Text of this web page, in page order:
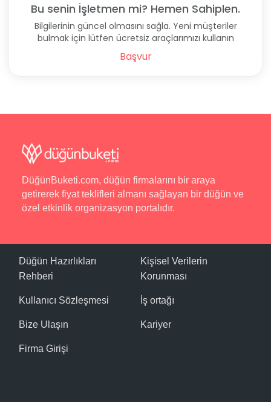
Bu senin İşletmen mi? Hemen Sahiplen.
Bilgilerinin güncel olmasını sağla. Yeni müşteriler
bulmak için lütfen ücretsiz araçlarımızı kullanın
Başvur
DüğünBuketi.com, düğün firmalarını bir araya
getirerek fiyat teklifleri almanı sağlayan bir düğün ve
özel etkinlik organizasyon portalıdır.
Düğün Hazırlıkları
Rehberi
Kullanıcı Sözleşmesi
Bize Ulaşın
Firma Girişi
Kişisel Verilerin
Korunması
İş ortağı
Kariyer